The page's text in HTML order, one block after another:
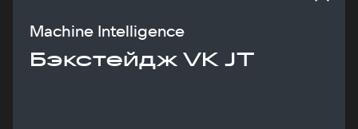
Machine Intelligence
Бэкстейдж VK JT